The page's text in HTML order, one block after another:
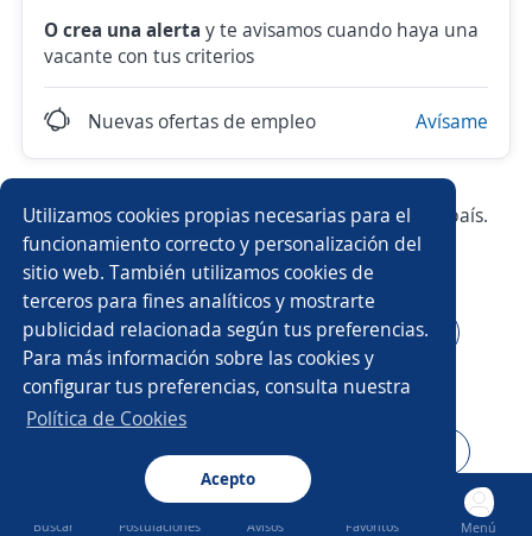
Utilizamos cookies propias necesarias para el
funcionamiento correcto y personalización del
sitio web. También utilizamos cookies de
terceros para fines analíticos y mostrarte
publicidad relacionada según tus preferencias.
Para más información sobre las cookies y
configurar tus preferencias, consulta nuestra
Política de Cookies
Acepto
Buscar Postulaciones Avisos Favoritos Menú
O crea una alerta y te avisamos cuando haya una
vacante con tus criterios
Nuevas ofertas de empleo Avísame
Prueba con los empleos más demandados del país.
Vendedor/a Asesor/a comercial
Ejecutivo/a comercial Técnico/a de mantenimiento
Elaborador/a Operario/a Almacenista
Administrativo/a